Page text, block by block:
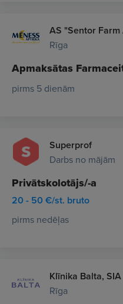
AS "Sentor
Rīga
Apmaksātas
pirms 5 dienām
Superprof
Darbs no mājām
Privātskolotājs/-a
20 - 50 €/st. bruto
pirms nedēļas
Klīnika Balta, SIA
Rīga